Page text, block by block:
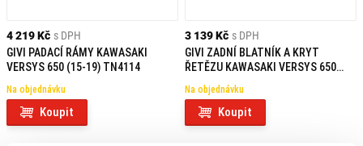
4 219 Kč s DPH
GIVI PADACÍ RÁMY KAWASAKI
VERSYS 650 (15-19) TN4114
Na objednávku
Koupit
3 139 Kč s DPH
GIVI ZADNÍ BLATNÍK A KRYT
ŘETĚZU KAWASAKI VERSYS 650
Na objednávku
Koupit